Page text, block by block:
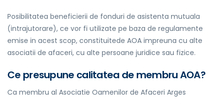
Posibilitatea beneficierii de fonduri de asistenta mutuala
(intrajutorare), ce vor fi utilizate pe baza de regulamente
emise in acest scop, constituitede AOA impreuna cu alte
asociatii de afaceri, cu alte persoane juridice sau fizice.
Ce presupune calitatea de membru AOA?
Ca membru al Asociatie Oamenilor de Afaceri Arges